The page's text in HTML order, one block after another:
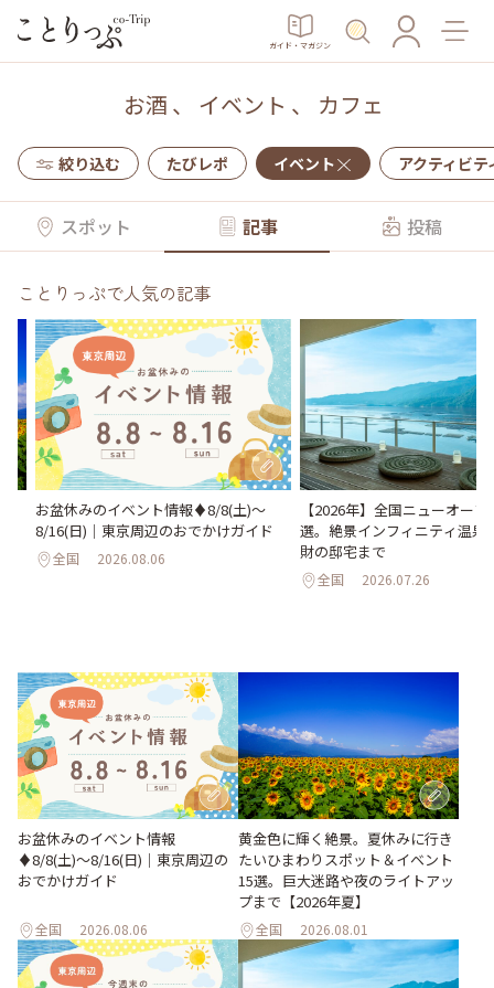
ガイド・マガジン
お酒 、 イベント 、 カフェ
絞り込む たびレポ イベント アクティビテ
スポット 記事 投稿
ことりっぷで人気の記事
お盆休みのイベント情報♦︎8/8(土)〜
8/16(日)｜東京周辺のおでかけガイド
全国 2026.08.06
【2026年】全国ニューオー
選。絶景インフィニティ温泉
財の邸宅まで
全国 2026.07.26
お盆休みのイベント情報
♦︎8/8(土)〜8/16(日)｜東京周辺の
おでかけガイド
全国 2026.08.06
黄金色に輝く絶景。夏休みに行き
たいひまわりスポット＆イベント
15選。巨大迷路や夜のライトアッ
プまで【2026年夏】
全国 2026.08.01